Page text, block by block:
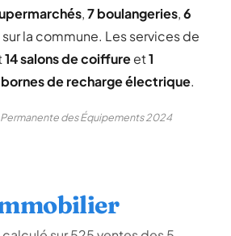
,7 boulangeries,6
la commune. Les services de
14 salons de coiffureet1
de recharge électrique.
Permanente des Équipements 2024